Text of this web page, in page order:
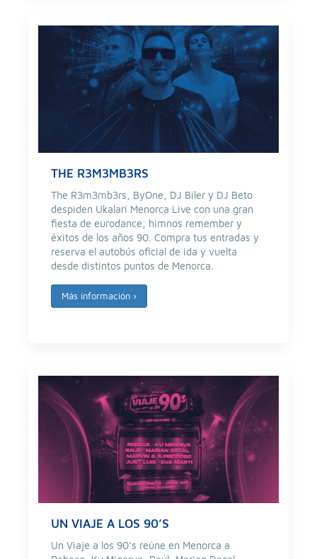
THE R3M3MB3RS
The R3m3mb3rs, ByOne, DJ Biler y DJ Beto
despiden Ukalari Menorca Live con una gran
fiesta de eurodance, himnos remember y
éxitos de los años 90. Compra tus entradas y
reserva el autobús oficial de ida y vuelta
desde distintos puntos de Menorca.
Más información ›
UN VIAJE A LOS 90’S
Un Viaje a los 90’s reúne en Menorca a